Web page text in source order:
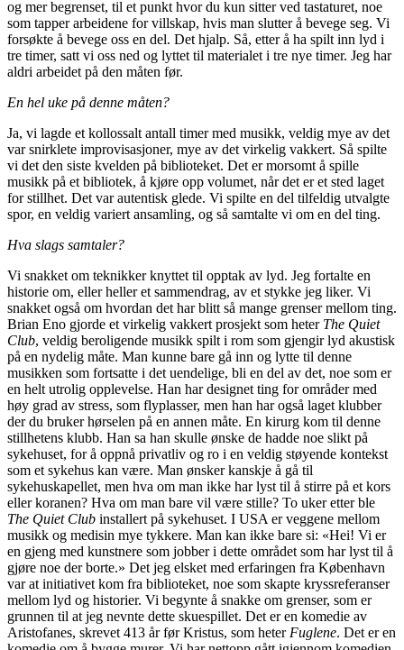
og mer begrenset, til et punkt hvor du kun sitter ved tastaturet, noe
som tapper arbeidene for villskap, hvis man slutter å bevege seg. Vi
forsøkte å bevege oss en del. Det hjalp. Så, etter å ha spilt inn lyd i
tre timer, satt vi oss ned og lyttet til materialet i tre nye timer. Jeg har
aldri arbeidet på den måten før.
En hel uke på denne måten?
Ja, vi lagde et kollossalt antall timer med musikk, veldig mye av det
var snirklete improvisasjoner, mye av det virkelig vakkert. Så spilte
vi det den siste kvelden på biblioteket. Det er morsomt å spille
musikk på et bibliotek, å kjøre opp volumet, når det er et sted laget
for stillhet. Det var autentisk glede. Vi spilte en del tilfeldig utvalgte
spor, en veldig variert ansamling, og så samtalte vi om en del ting.
Hva slags samtaler?
Vi snakket om teknikker knyttet til opptak av lyd. Jeg fortalte en
historie om, eller heller et sammendrag, av et stykke jeg liker. Vi
snakket også om hvordan det har blitt så mange grenser mellom ting.
Brian Eno gjorde et virkelig vakkert prosjekt som heterThe Quiet
Club, veldig beroligende musikk spilt i rom som gjengir lyd akustisk
på en nydelig måte. Man kunne bare gå inn og lytte til denne
musikken som fortsatte i det uendelige, bli en del av det, noe som er
en helt utrolig opplevelse. Han har designet ting for områder med
høy grad av stress, som flyplasser, men han har også laget klubber
der du bruker hørselen på en annen måte. En kirurg kom til denne
stillhetens klubb. Han sa han skulle ønske de hadde noe slikt på
sykehuset, for å oppnå privatliv og ro i en veldig støyende kontekst
som et sykehus kan være. Man ønsker kanskje å gå til
sykehuskapellet, men hva om man ikke har lyst til å stirre på et kors
eller koranen? Hva om man bare vil være stille? To uker etter ble
The Quiet Club installert på sykehuset. I USA er veggene mellom
musikk og medisin mye tykkere. Man kan ikke bare si: «Hei! Vi er
en gjeng med kunstnere som jobber i dette området som har lyst til å
gjøre noe der borte.» Det jeg elsket med erfaringen fra København
var at initiativet kom fra biblioteket, noe som skapte kryssreferanser
mellom lyd og historier. Vi begynte å snakke om grenser, som er
grunnen til at jeg nevnte dette skuespillet. Det er en komedie av
Aristofanes, skrevet 413 år før Kristus, som heter Fuglene. Det er en